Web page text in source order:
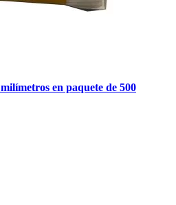
en paquete de 500